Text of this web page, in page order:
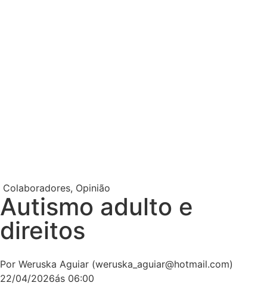
Colaboradores, Opinião
Autismo adulto e
direitos
Por Weruska Aguiar (weruska_aguiar@hotmail.com)
22/04/2026ás 06:00